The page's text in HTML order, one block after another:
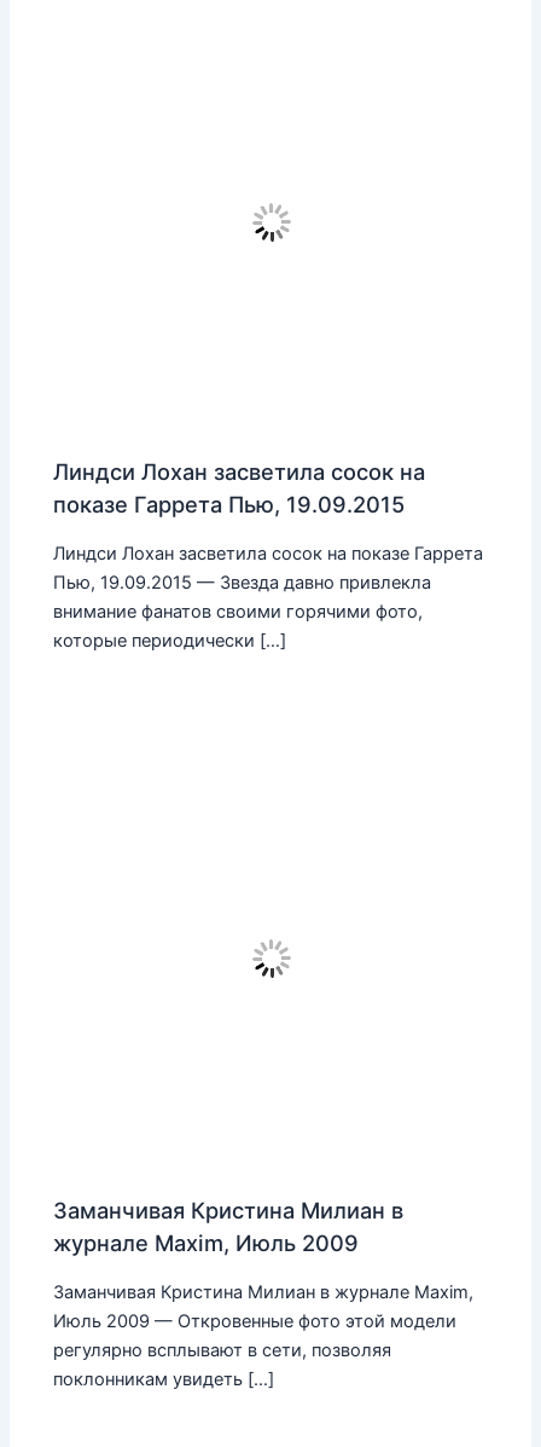
Линдси Лохан засветила сосок на
показе Гаррета Пью, 19.09.2015
Линдси Лохан засветила сосок на показе Гаррета
Пью, 19.09.2015 — Звезда давно привлекла
внимание фанатов своими горячими фото,
которые периодически […]
Заманчивая Кристина Милиан в
журнале Maxim, Июль 2009
Заманчивая Кристина Милиан в журнале Maxim,
Июль 2009 — Откровенные фото этой модели
регулярно всплывают в сети, позволяя
поклонникам увидеть […]